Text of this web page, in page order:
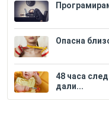
Опасна
48 часа
дали...